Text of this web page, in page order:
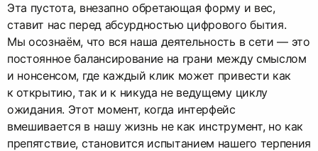
Эта пустота, внезапно обретающая форму и вес,
ставит нас перед абсурдностью цифрового бытия.
Мы осознаём, что вся наша деятельность в сети — это
постоянное балансирование на грани между смыслом
и нонсенсом, где каждый клик может привести как
к открытию, так и к никуда не ведущему циклу
ожидания. Этот момент, когда интерфейс
вмешивается в нашу жизнь не как инструмент, но как
препятствие, становится испытанием нашего терпения